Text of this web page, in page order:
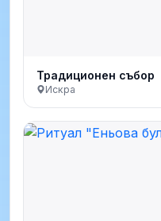
Традиционен събор
Искра